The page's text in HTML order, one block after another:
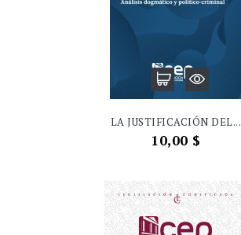
LA JUSTIFICACIÓN DEL...
Precio
10,00 $